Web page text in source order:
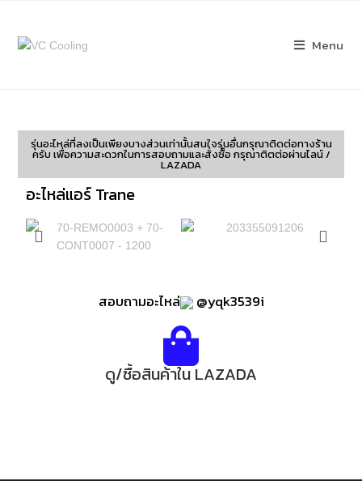
Menu
รุ่นอะไหล่ที่ลงเป็นเพียงบางส่วนเท่านั้นสนใจรุ่นอื่นกรุณาติดต่อทางร้าน
ครับ เพื่อความสะดวกในการสอบถามและสั่งซื้อ กรุณาติตต่อผ่านไลน์ /
LAZADA
อะไหล่แอร์ Trane
สอบถามอะไหล่ @yqk3539i
ดู/ซื้อสินค้าใน LAZADA